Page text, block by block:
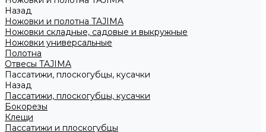
Назад
Ножовки и полотна TAJIMA
Ножовки складные, садовые и выкружные
Ножовки универсальные
Полотна
Отвесы TAJIMA
Пассатижи, плоскогубцы, кусачки
Назад
Пассатижи, плоскогубцы, кусачки
Бокорезы
Клещи
Пассатижи и плоскогубцы